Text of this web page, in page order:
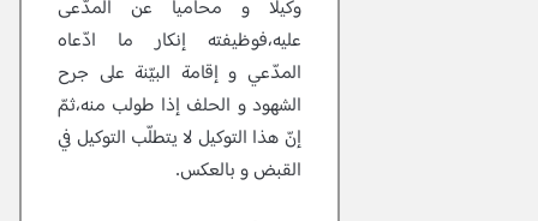
وكيلا و محاميا عن المدّعى
عليه،فوظيفته إنكار ما ادّعاه
المدّعي و إقامة البيّنة على جرح
الشهود و الحلف إذا طولب منه،ثمّ
إنّ هذا التوكيل لا يتطلّب التوكيل في
القبض و بالعكس.